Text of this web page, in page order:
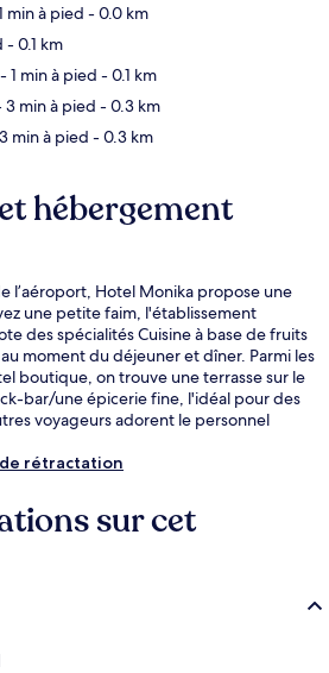
min à pied - 0.0 km
- 0.1 km
- 1 min à pied - 0.1 km
3 min à pied - 0.3 km
min à pied - 0.3 km
hébergement
l’aéroport, Hotel Monika propose une
une petite faim, l'établissement
des spécialités Cuisine à base de fruits
moment du déjeuner et dîner. Parmi les
boutique, on trouve une terrasse sur le
bar/une épicerie fine, l'idéal pour des
voyageurs adorent le personnel
rétractation
sur cet